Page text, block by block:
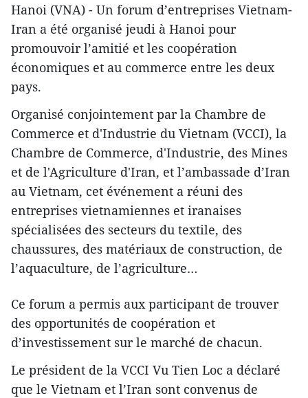
Hanoi (VNA) - ​Un forum d’entreprises Vietnam-
Iran a été organisé jeudi à Hanoi pour
promouvoir l’amitié et les coopération
économiques et au commerce entre les deux
pays.
Organisé conjointement par la Chambre de
Commerce et d'Industrie du Vietnam (VCCI), la
Chambre de Commerce, d'Industrie, des Mines
et de l'Agriculture d'Iran, et l’ambassade d’Iran
au Vietnam, cet événement a réuni des
entreprises vietnamiennes et iranaises
spécialisées ​des secteurs du textile, des
chaussures, des matériaux de construction, de
l’aquaculture, de l’agriculture…
Ce forum a permis aux participant de trouver
des opportunités de coopération et
d’investissement ​sur le marché de chacun.
Le président de la VCCI Vu Tien Loc a déclaré
que le Vietnam et l’Iran ​sont convenus de